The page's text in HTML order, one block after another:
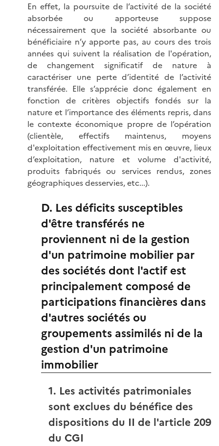
En effet, la poursuite de l’activité de la société
absorbée ou apporteuse suppose
nécessairement que la société absorbante ou
bénéficiaire n’y apporte pas, au cours des trois
années qui suivent la réalisation de l'opération,
de changement significatif de nature à
caractériser une perte d’identité de l’activité
transférée. Elle s’apprécie donc également en
fonction de critères objectifs fondés sur la
nature et l’importance des éléments repris, dans
le contexte économique propre de l’opération
(clientèle, effectifs maintenus, moyens
d'exploitation effectivement mis en œuvre, lieux
d’exploitation, nature et volume d'activité,
produits fabriqués ou services rendus, zones
géographiques desservies, etc...).
D. Les déficits susceptibles
d'être transférés ne
proviennent ni de la gestion
d'un patrimoine mobilier par
des sociétés dont l'actif est
principalement composé de
participations financières dans
d'autres sociétés ou
groupements assimilés ni de la
gestion d'un patrimoine
immobilier
1. Les activités patrimoniales
sont exclues du bénéfice des
dispositions du II de l'article 209
du CGI